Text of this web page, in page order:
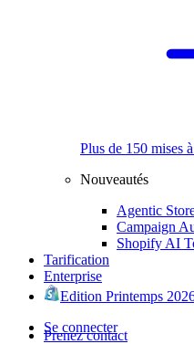
Plus de 150 mises
Nouveautés
Agentic
Campaign
Shopify AI
Tarification
Enterprise
Edition Printemps
Se connecter
Prenez contact